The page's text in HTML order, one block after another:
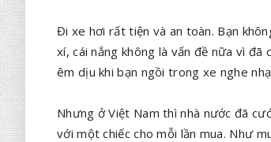
Đi xe hơi rất tiện và an toàn. Bạn
xí, cái nắng không là vấn đề nữa vì
êm dịu khi bạn ngồi trong xe nghe
Nhưng ở Việt Nam thì nhà nước đã
với một chiếc cho mỗi lần mua. Như